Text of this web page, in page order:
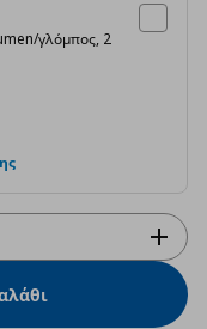
γλόμπος, 2